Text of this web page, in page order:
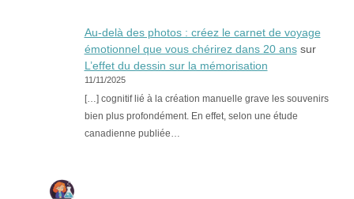
Au-delà des photos : créez le carnet de voyage
émotionnel que vous chérirez dans 20 anssur
L’effet du dessin sur la mémorisation
11/11/2025
[…] cognitif lié à la création manuelle grave les souvenirs
bien plus profondément. En effet, selon une étude
canadienne publiée…